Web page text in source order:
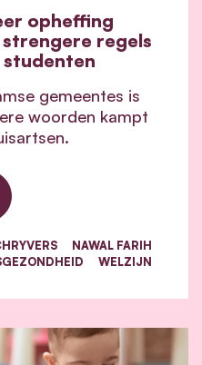
opheffing
regels
gemeentes is
woorden kampt
NAWAL FARIH
WELZIJN